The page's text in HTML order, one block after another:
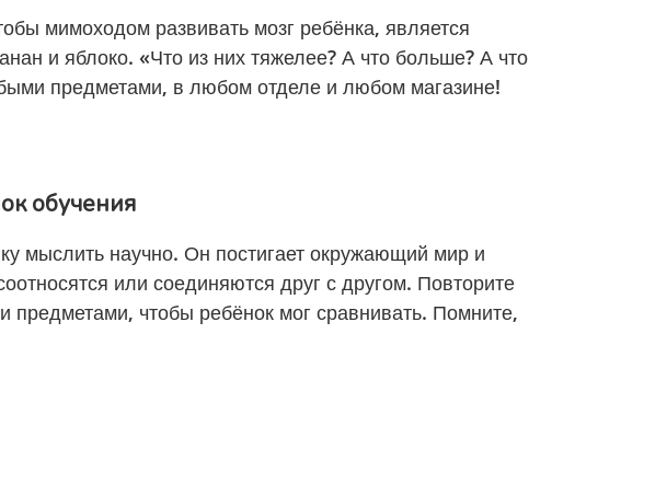
мимоходом развивать мозг ребёнка, является
и яблоко. «Что из них тяжелее? А что больше? А что
предметами, в любом отделе и любом магазине!
обучения
мыслить научно. Он постигает окружающий мир и
или соединяются друг с другом. Повторите
предметами, чтобы ребёнок мог сравнивать. Помните,